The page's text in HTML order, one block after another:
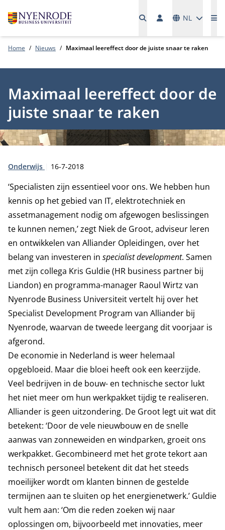
NL
Home Nieuws Maximaal leereffect door de juiste snaar te raken
Maximaal leereffect door de
juiste snaar te raken
Type:
Onderwijs Publicatiedatum:
16-7-2018
‘Specialisten zijn essentieel voor ons. We hebben hun
kennis op het gebied van IT, elektrotechniek en
assetmanagement nodig om afgewogen beslissingen
te kunnen nemen,’ zegt Niek de Groot, adviseur leren
en ontwikkelen van Alliander Opleidingen, over het
belang van investeren in specialist development. Samen
met zijn collega Kris Guldie (HR business partner bij
Liandon) en programma-manager Raoul Wirtz van
Nyenrode Business Universiteit vertelt hij over het
Specialist Development Program van Alliander bij
Nyenrode, waarvan de tweede leergang dit voorjaar is
afgerond.
De economie in Nederland is weer helemaal
opgebloeid. Maar die bloei heeft ook een keerzijde.
Veel bedrijven in de bouw- en technische sector lukt
het niet meer om hun werkpakket tijdig te realiseren.
Alliander is geen uitzondering. De Groot legt uit wat dit
betekent: ‘Door de vele nieuwbouw en de snelle
aanwas van zonneweiden en windparken, groeit ons
werkpakket. Gecombineerd met het grote tekort aan
technisch personeel betekent dit dat het steeds
moeilijker wordt om klanten binnen de gestelde
termijnen aan te sluiten op het energienetwerk.’ Guldie
vult hem aan: ‘Om die reden zoeken wij naar
oplossingen om, bijvoorbeeld met innovaties, meer